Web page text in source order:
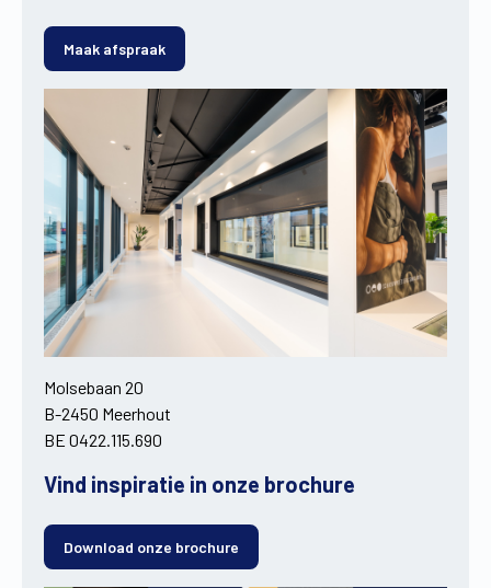
Maak afspraak
Molsebaan 20
B-2450 Meerhout
BE 0422.115.690
Vind inspiratie in onze brochure
Download onze brochure